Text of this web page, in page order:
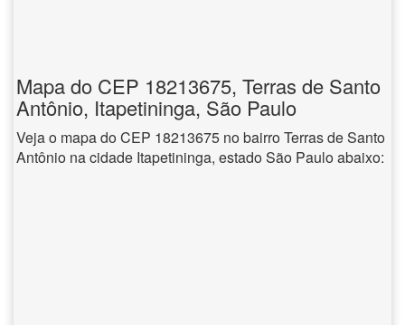
Mapa do CEP 18213675, Terras de Santo
Antônio, Itapetininga, São Paulo
Veja o mapa do CEP 18213675 no bairro Terras de Santo
Antônio na cidade Itapetininga, estado São Paulo abaixo: